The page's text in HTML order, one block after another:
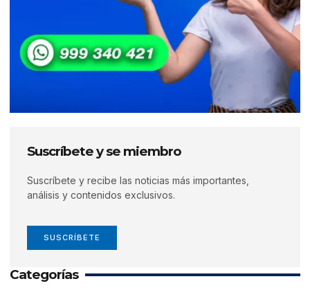
Suscríbete y se miembro
Suscríbete y recibe las noticias más importantes,
análisis y contenidos exclusivos.
SUSCRÍBETE
Categorías